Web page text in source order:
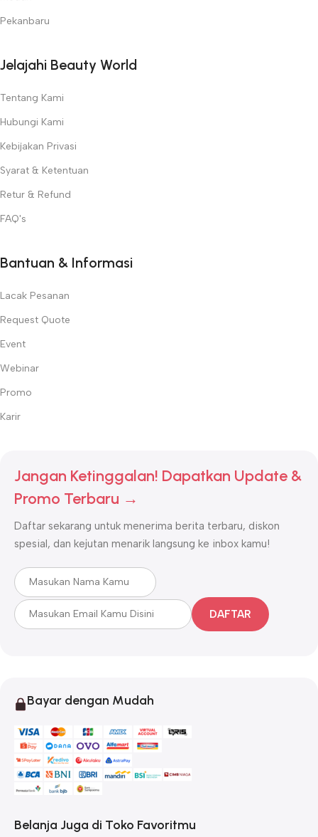
Pekanbaru
Jelajahi Beauty World
Tentang Kami
Hubungi Kami
Kebijakan Privasi
Syarat & Ketentuan
Retur & Refund
FAQ's
Bantuan & Informasi
Lacak Pesanan
Request Quote
Event
Webinar
Promo
Karir
Jangan Ketinggalan! Dapatkan Update &
Promo Terbaru →
Daftar sekarang untuk menerima berita terbaru, diskon
spesial, dan kejutan menarik langsung ke inbox kamu!
DAFTAR
Bayar dengan Mudah
Belanja Juga di Toko Favoritmu